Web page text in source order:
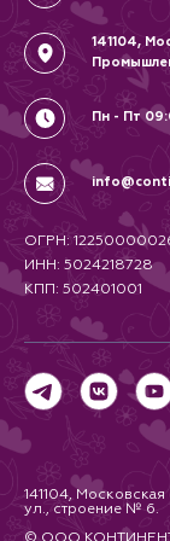
141104,
Пн - Пт
ОГРН:
ИНН: 5024218728
КПП: 502401001
141104,
ул., строение № 6.
© ООО